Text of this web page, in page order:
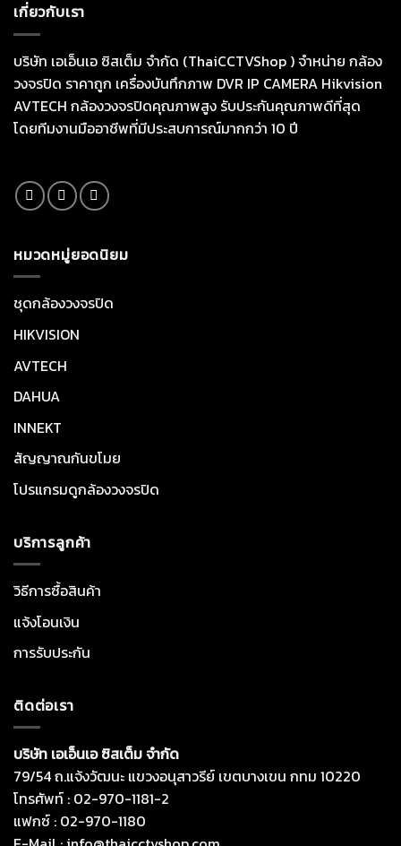
เกี่ยวกับเรา
บริษัท เอเอ็นเอ ซิสเต็ม จำกัด (ThaiCCTVShop ) จำหน่าย กล้อง
วงจรปิด ราคาถูก เครื่องบันทึกภาพ DVR IP CAMERA Hikvision
AVTECH กล้องวงจรปิดคุณภาพสูง รับประกันคุณภาพดีที่สุด
โดยทีมงานมืออาชีพที่มีประสบการณ์มากกว่า 10 ปี
หมวดหมู่ยอดนิยม
ชุดกล้องวงจรปิด
HIKVISION
AVTECH
DAHUA
INNEKT
สัญญาณกันขโมย
โปรแกรมดูกล้องวงจรปิด
บริการลูกค้า
วิธีการซื้อสินค้า
แจ้งโอนเงิน
การรับประกัน
ติดต่อเรา
บริษัท เอเอ็นเอ ซิสเต็ม จำกัด
79/54 ถ.แจ้งวัฒนะ แขวงอนุสาวรีย์ เขตบางเขน กทม 10220
โทรศัพท์ : 02-970-1181-2
แฟกซ์ : 02-970-1180